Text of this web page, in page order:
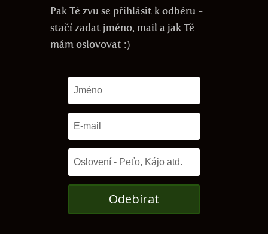
Pak Tě zvu se přihlásit k odběru -
stačí zadat jméno, mail a jak Tě
mám oslovovat :)
Odebírat